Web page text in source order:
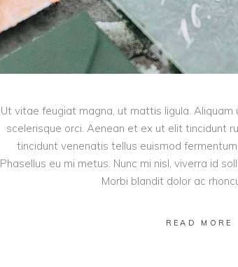
Ut vitae feugiat magna, ut mattis ligula.
scelerisque orci. Aenean et ex ut elit tincidunt
tincidunt venenatis tellus euismod
Phasellus eu mi metus. Nunc mi nisl, viverra id
Morbi blandit dolor ac
READ MORE